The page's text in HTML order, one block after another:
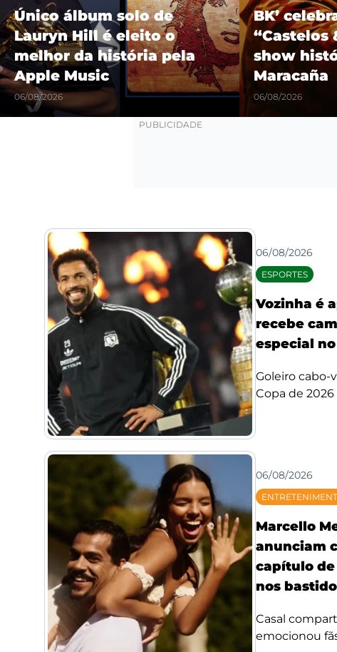
Único álbum solo de
Lauryn Hill é eleito o
melhor da história pela
Apple Music
06/08/2026
BK’
“Castelos
show
Maracaña
06/08/2026
06/08/2026
ESPORTES
Vozinha é
recebe
especial
Goleiro
Copa de
06/08/2026
Marcello
anunciam
capítulo
nos
Casal
emocionou